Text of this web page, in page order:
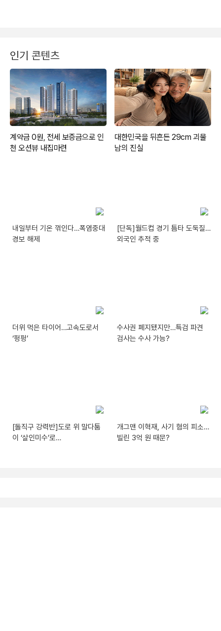
인기 콘텐츠
내일부터 기온 꺾인다…폭염중대
경보 해제
[단독]월드컵 경기 틈타 도둑질…
외국인 추적 중
더위 먹은 타이어…고속도로서
‘펑펑’
수사권 폐지됐지만…특검 파견
검사는 수사 가능?
[돌직구 강력반]도로 위 말다툼
이 ‘살인미수’로…
개그맨 이혁재, 사기 혐의 피소…
빌린 3억 원 때문?